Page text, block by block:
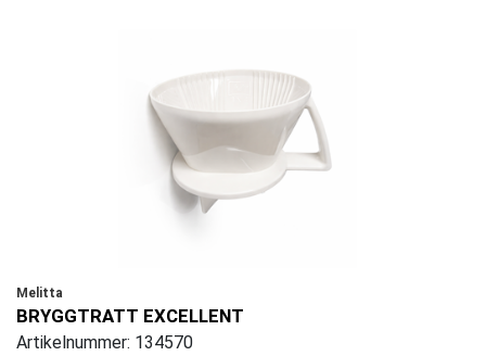
Melitta
BRYGGTRATT EXCELLENT
Artikelnummer: 134570